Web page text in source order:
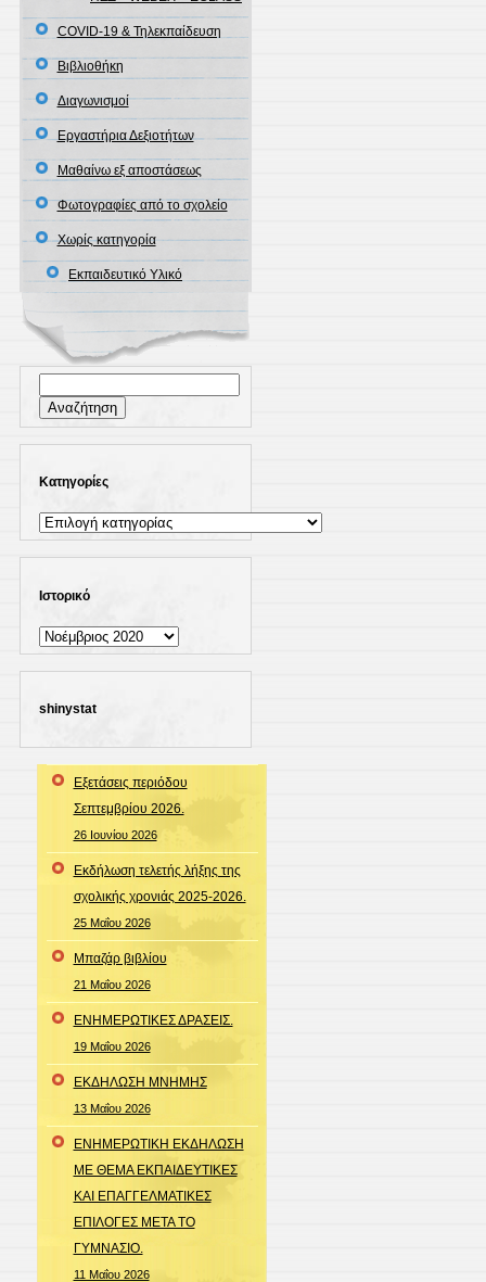
COVID-19 & Τηλεκπαίδευση
Βιβλιοθήκη
Διαγωνισμοί
Εργαστήρια Δεξιοτήτων
Μαθαίνω εξ αποστάσεως
Φωτογραφίες από το σχολείο
Χωρίς κατηγορία
Εκπαιδευτικό Υλικό
για:
Kατηγορίες
Kατηγορίες
Ιστορικό
Ιστορικό
shinystat
Εξετάσεις περιόδου
Σεπτεμβρίου 2026.
26 Ιουνίου 2026
Εκδήλωση τελετής λήξης της
σχολικής χρονιάς 2025-2026.
25 Μαΐου 2026
Μπαζάρ βιβλίου
21 Μαΐου 2026
ΕΝΗΜΕΡΩΤΙΚΕΣ ΔΡΑΣΕΙΣ.
19 Μαΐου 2026
ΕΚΔΗΛΩΣΗ ΜΝΗΜΗΣ
13 Μαΐου 2026
ΕΝΗΜΕΡΩΤΙΚΗ ΕΚΔΗΛΩΣΗ
ΜΕ ΘΕΜΑ ΕΚΠΑΙΔΕΥΤΙΚΕΣ
ΚΑΙ ΕΠΑΓΓΕΛΜΑΤΙΚΕΣ
ΕΠΙΛΟΓΕΣ ΜΕΤΑ ΤΟ
ΓΥΜΝΑΣΙΟ.
11 Μαΐου 2026